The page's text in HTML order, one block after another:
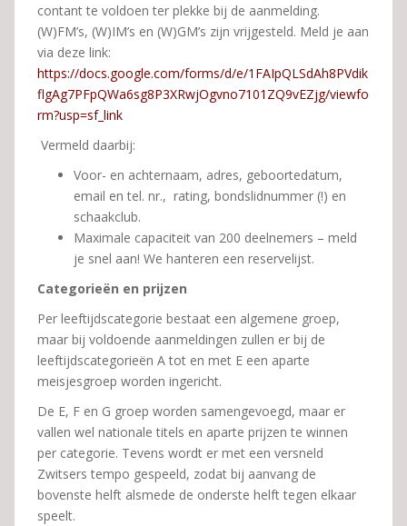
contant te voldoen ter plekke bij de aanmelding.
(W)FM’s, (W)IM’s en (W)GM’s zijn vrijgesteld. Meld je aan
via deze link:
https://docs.google.com/forms/d/e/1FAIpQLSdAh8PVdik
flgAg7PFpQWa6sg8P3XRwjOgvno7101ZQ9vEZjg/viewfo
rm?usp=sf_link
Vermeld daarbij:
Voor- en achternaam, adres, geboortedatum,
email en tel. nr., rating, bondslidnummer (!) en
schaakclub.
Maximale capaciteit van 200 deelnemers – meld
je snel aan! We hanteren een reservelijst.
Categorieën en prijzen
Per leeftijdscategorie bestaat een algemene groep,
maar bij voldoende aanmeldingen zullen er bij de
leeftijdscategorieën A tot en met E een aparte
meisjesgroep worden ingericht.
De E, F en G groep worden samengevoegd, maar er
vallen wel nationale titels en aparte prijzen te winnen
per categorie. Tevens wordt er met een versneld
Zwitsers tempo gespeeld, zodat bij aanvang de
bovenste helft alsmede de onderste helft tegen elkaar
speelt.